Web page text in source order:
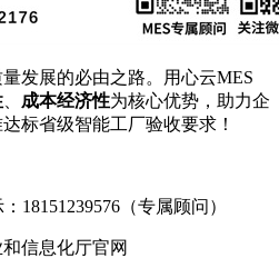
发展的必由之路。用心云MES
成本经济性为核心优势，助力企
标省级智能工厂验收要求！
18151239576（专属顾问）
信息化厅官网